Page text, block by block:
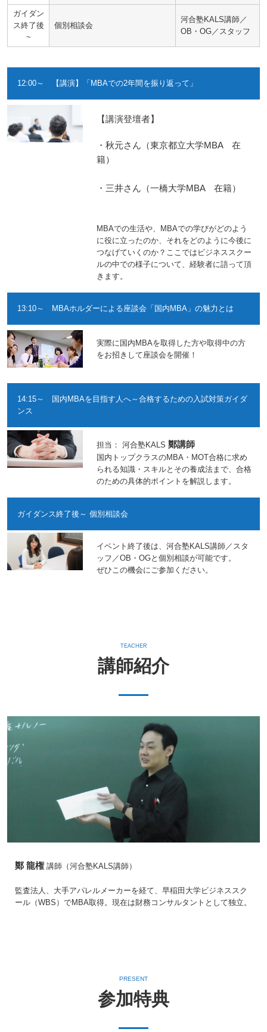
ガイダン
ス終了後
~
個別相談会
河合塾KALS講師／
OB・OG／スタッフ
12:00～ 【講演】「MBAでの2年間を振り返って」
【講演登壇者】
・秋元さん（東京都立大学MBA 在
籍）
・三井さん（一橋大学MBA 在籍）
MBAでの生活や、MBAでの学びがどのよう
に役に立ったのか、それをどのように今後に
つなげていくのか？ここではビジネススクー
ルの中での様子について、経験者に語って頂
きます。
13:10～ MBAホルダーによる座談会「国内MBA」の魅力とは
実際に国内MBAを取得した方や取得中の方
をお招きして座談会を開催！
14:15～ 国内MBAを目指す人へ～合格するための入試対策ガイダ
ンス
担当： 河合塾KALS 鄭講師
国内トップクラスのMBA・MOT合格に求め
られる知識・スキルとその養成法まで、合格
のための具体的ポイントを解説します。
ガイダンス終了後～ 個別相談会
イベント終了後は、河合塾KALS講師／スタ
ッフ／OB・OGと個別相談が可能です。
ぜひこの機会にご参加ください。
TEACHER
講師紹介
鄭 龍権講師（河合塾KALS講師）
監査法人、大手アパレルメーカーを経て、早稲田大学ビジネススク
ール（WBS）でMBA取得。現在は財務コンサルタントとして独立。
PRESENT
参加特典